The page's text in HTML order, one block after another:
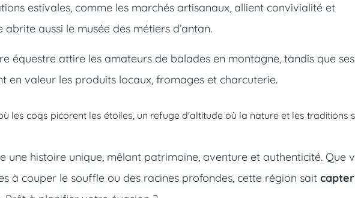
estivales, comme les marchés artisanaux, allient convivialité et
aussi le musée des métiers d’antan.
équestre attire les amateurs de balades en montagne, tandis que ses
en valeur les produits locaux, fromages et charcuterie.
les coqs picorent les étoiles, un refuge d'altitude où la nature et les traditions
une histoire unique, mêlant patrimoine, aventure et authenticité. Que
à couper le souffle ou des racines profondes, cette région sait capter